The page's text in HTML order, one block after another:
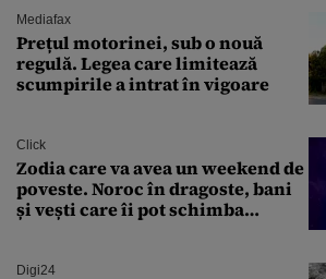
Mediafax
Prețul motorinei, sub o nouă
regulă. Legea care limitează
scumpirile a intrat în vigoare
Click
Zodia care va avea un weekend de
poveste. Noroc în dragoste, bani
și vești care îi pot schimba
Digi24